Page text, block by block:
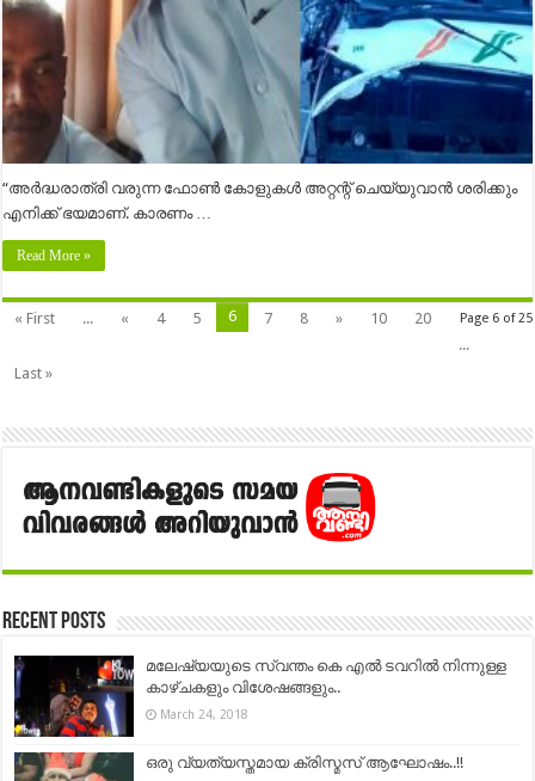
“അർദ്ധരാത്രി വരുന്ന ഫോൺ കോളുകൾ അറ്റന്റ് ചെയ്യുവാൻ ശരിക്കും
എനിക്ക് ഭയമാണ്. കാരണം …
Read More »
Page 6 of 25
« First ... « 4 5 6 7 8 » 10
20
...
Last »
Recent Posts
മലേഷ്യയുടെ സ്വന്തം കെ എൽ ടവറില്‍ നിന്നുള്ള
കാഴ്ചകളും വിശേഷങ്ങളും..
March 24, 2018
ഒരു വ്യത്യസ്തമായ ക്രിസ്മസ് ആഘോഷം..!!